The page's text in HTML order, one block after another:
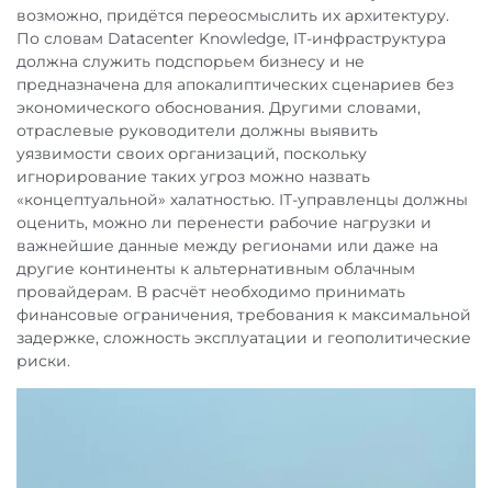
возможно, придётся переосмыслить их архитектуру.
По словам Datacenter Knowledge, IT-инфраструктура
должна служить подспорьем бизнесу и не
предназначена для апокалиптических сценариев без
экономического обоснования. Другими словами,
отраслевые руководители должны выявить
уязвимости своих организаций, поскольку
игнорирование таких угроз можно назвать
«концептуальной» халатностью. IT-управленцы должны
оценить, можно ли перенести рабочие нагрузки и
важнейшие данные между регионами или даже на
другие континенты к альтернативным облачным
провайдерам. В расчёт необходимо принимать
финансовые ограничения, требования к максимальной
задержке, сложность эксплуатации и геополитические
риски.